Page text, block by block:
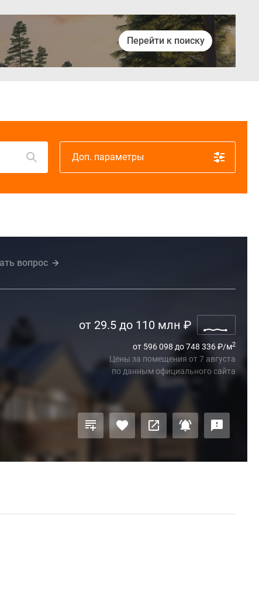
Перейти к поиску
Доп. параметры
вопрос
от 29.5 до 110 млн ₽
от 596 098 до 748 336₽/м2
Цены за помещения от7 августа
по данным официального сайта